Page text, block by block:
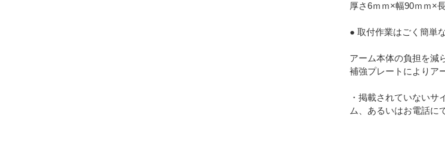
厚さ6ｍｍ×幅90ｍｍ×
● 取付作業はごく簡単
アーム本体の負担を減
補強プレートによりア
・掲載されていない
ム、あるいはお電話に